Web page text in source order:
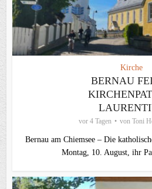
Kirche
BERNAU
vor 4 Tagen von Toni
Bernau am Chiemsee – Die
Montag, 10. August, ihr